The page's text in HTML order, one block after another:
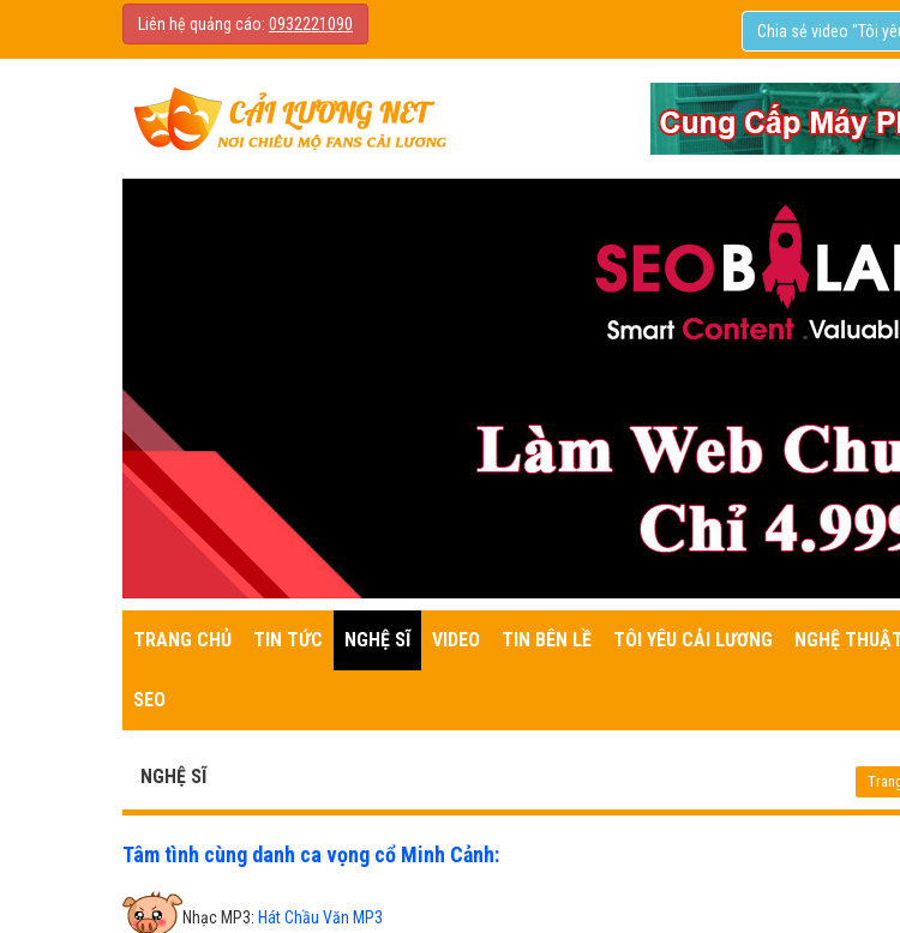
Liên hệ quảng cáo: 0932221090 Chia sẻ video "Tôi
TRANG CHỦ TIN TỨC NGHỆ SĨ VIDEO TIN BÊN LỀ TÔI YÊU CẢI LƯƠNG NGHỆ
SEO
NGHỆ SĨ
Tâm tình cùng danh ca vọng cổ Minh Cảnh:
Nhạc MP3: Hát Chầu Văn MP3